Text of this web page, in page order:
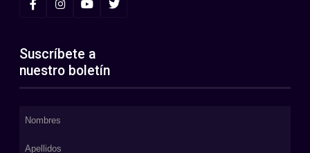
Suscríbete a
nuestro boletín